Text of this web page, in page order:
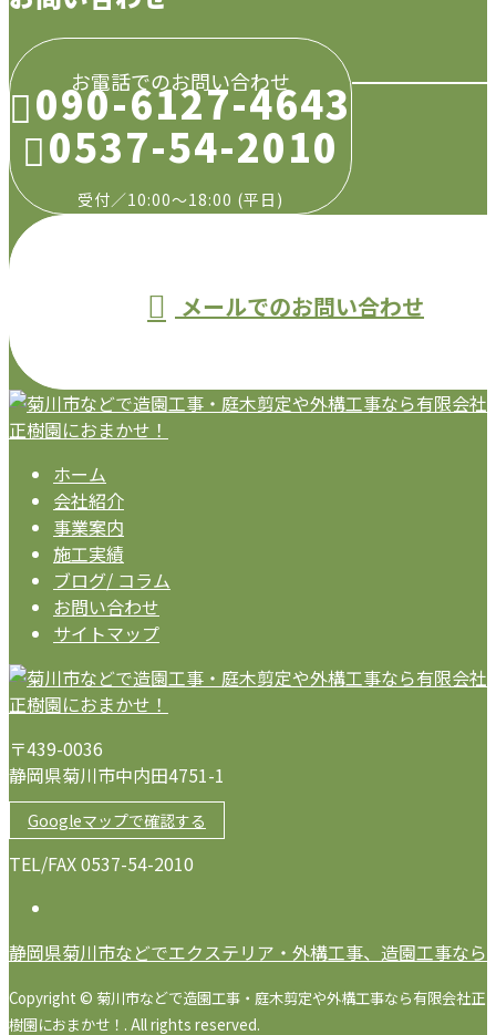
お電話でのお問い合わせ
090-6127-4643
0537-54-2010
受付／10:00～18:00 (平日)
メールでのお問い合わせ
ホーム
会社紹介
事業案内
施工実績
ブログ/ コラム
お問い合わせ
サイトマップ
〒439-0036
静岡県菊川市中内田4751-1
Googleマップで確認する
TEL/FAX 0537-54-2010
静岡県菊川市などでエクステリア・外構工事、造園工事な
Copyright © 菊川市などで造園工事・庭木剪定や外構工事なら有限会社正
樹園におまかせ！. All rights reserved.